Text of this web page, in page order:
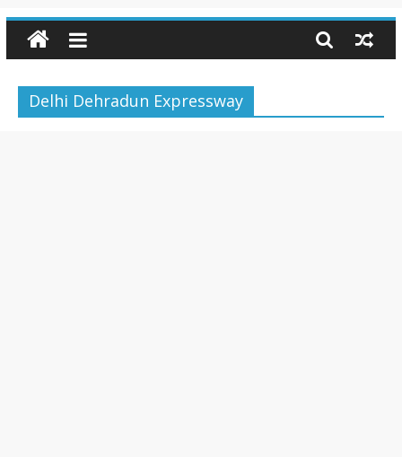
Delhi Dehradun Expressway